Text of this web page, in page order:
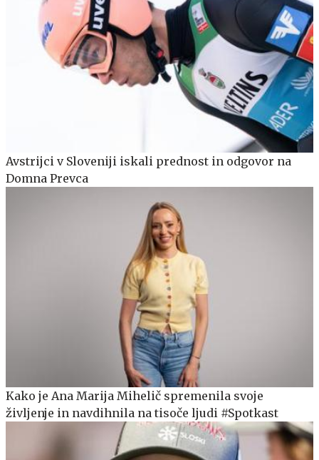
Avstrijci v Sloveniji iskali prednost in odgovor na
Domna Prevca
Kako je Ana Marija Mihelič spremenila svoje
življenje in navdihnila na tisoče ljudi #Spotkast